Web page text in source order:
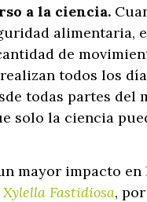
a la ciencia.
alimentaria,
de
todos los
todas partes del
solo la ciencia
mayor impacto
Xylella Fastidiosa,